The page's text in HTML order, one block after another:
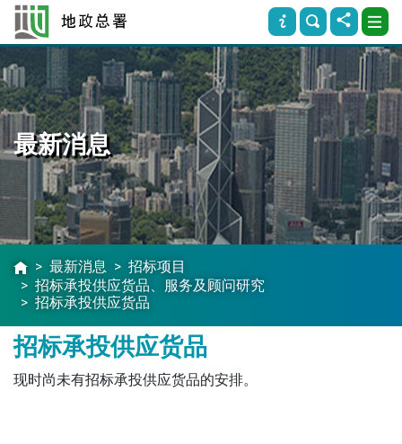
最新消息
最新消息
招标项目
招标承投供应货品、服务及顾问研究
招标承投供应货品
招标承投供应货品
现时尚未有招标承投供应货品的安排。